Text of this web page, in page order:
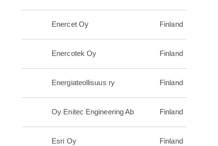
Enercet Oy Finland
Enercotek Oy Finland
Energiateollisuus ry Finland
Oy Enitec Engineering Ab Finland
Esri Oy Finland